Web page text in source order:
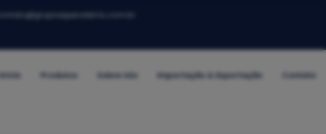
contato@grupoaqueceletric.com.br
Início Produtos Sobre nós Importação & Exportação Contato